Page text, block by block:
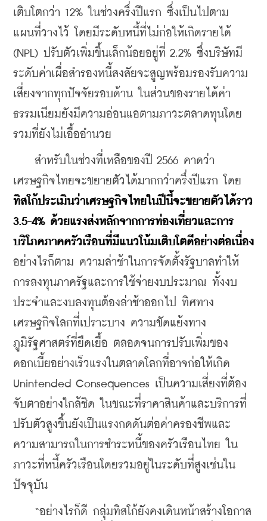
เติบโตกว่า 12% ในช่วงครึ่งปีแรก ซึ่งเป็นไปตาม
แผนที่วางไว้ โดยมีระดับหนี้ที่ไม่ก่อให้เกิดรายได้
(NPL) ปรับตัวเพิ่มขึ้นเล็กน้อยอยู่ที่ 2.2% ซึ่งบริษัทมี
ระดับค่าเผื่อสำรองหนี้สงสัยจะสูญพร้อมรองรับความ
เสี่ยงจากทุกปัจจัยรอบด้าน ในส่วนของรายได้ค่า
ธรรมเนียมยังมีความอ่อนแอตามภาวะตลาดทุนโดย
รวมที่ยังไม่เอื้ออำนวย
สำหรับในช่วงที่เหลือของปี 2566 คาดว่า
เศรษฐกิจไทยจะขยายตัวได้มากกว่าครึ่งปีแรก โดย
ทิสโก้ประเมินว่าเศรษฐกิจไทยในปีนี้จะขยายตัวได้ราว
3.5-4% ด้วยแรงส่งหลักจากการท่องเที่ยวและการ
บริโภคภาคครัวเรือนที่มีแนวโน้มเติบโตดีอย่างต่อเนื่อง
อย่างไรก็ตาม ความล่าช้าในการจัดตั้งรัฐบาลทำให้
การลงทุนภาครัฐและการใช้จ่ายงบประมาณ ทั้งงบ
ประจำและงบลงทุนต้องล่าช้าออกไป ทิศทาง
เศรษฐกิจโลกที่เปราะบาง ความขัดแย้งทาง
ภูมิรัฐศาสตร์ที่ยืดเยื้อ ตลอดจนการปรับเพิ่มของ
ดอกเบี้ยอย่างเร็วแรงในตลาดโลกที่อาจก่อให้เกิด
Unintended Consequences เป็นความเสี่ยงที่ต้อง
จับตาอย่างใกล้ชิด ในขณะที่ราคาสินค้าและบริการที่
ปรับตัวสูงขึ้นยังเป็นแรงกดดันต่อค่าครองชีพและ
ความสามารถในการชำระหนี้ของครัวเรือนไทย ใน
ภาวะที่หนี้ครัวเรือนโดยรวมอยู่ในระดับที่สูงเช่นใน
ปัจจุบัน
“อย่างไรก็ดี กลุ่มทิสโก้ยังคงเดินหน้าสร้างโอกาส